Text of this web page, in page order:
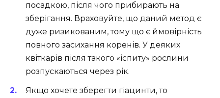
посадкою, після чого прибирають на
зберігання. Враховуйте, що даний метод є
дуже ризикованим, тому що є ймовірність
повного засихання коренів. У деяких
квіткарів після такого «іспиту» рослини
розпускаються через рік.
Якщо хочете зберегти гіацинти, то